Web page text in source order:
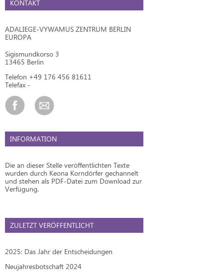
KONTAKT
ADALIEGE-VYWAMUS ZENTRUM BERLIN
EUROPA
Sigismundkorso 3
13465 Berlin
Telefon +49 176 456 81611
Telefax -
INFORMATION
Die an dieser Stelle veröffentlichten Texte
wurden durch Keona Korndörfer gechannelt
und stehen als PDF-Datei zum Download zur
Verfügung.
ZULETZT VERÖFFENTLICHT
2025: Das Jahr der Entscheidungen
Neujahresbotschaft 2024